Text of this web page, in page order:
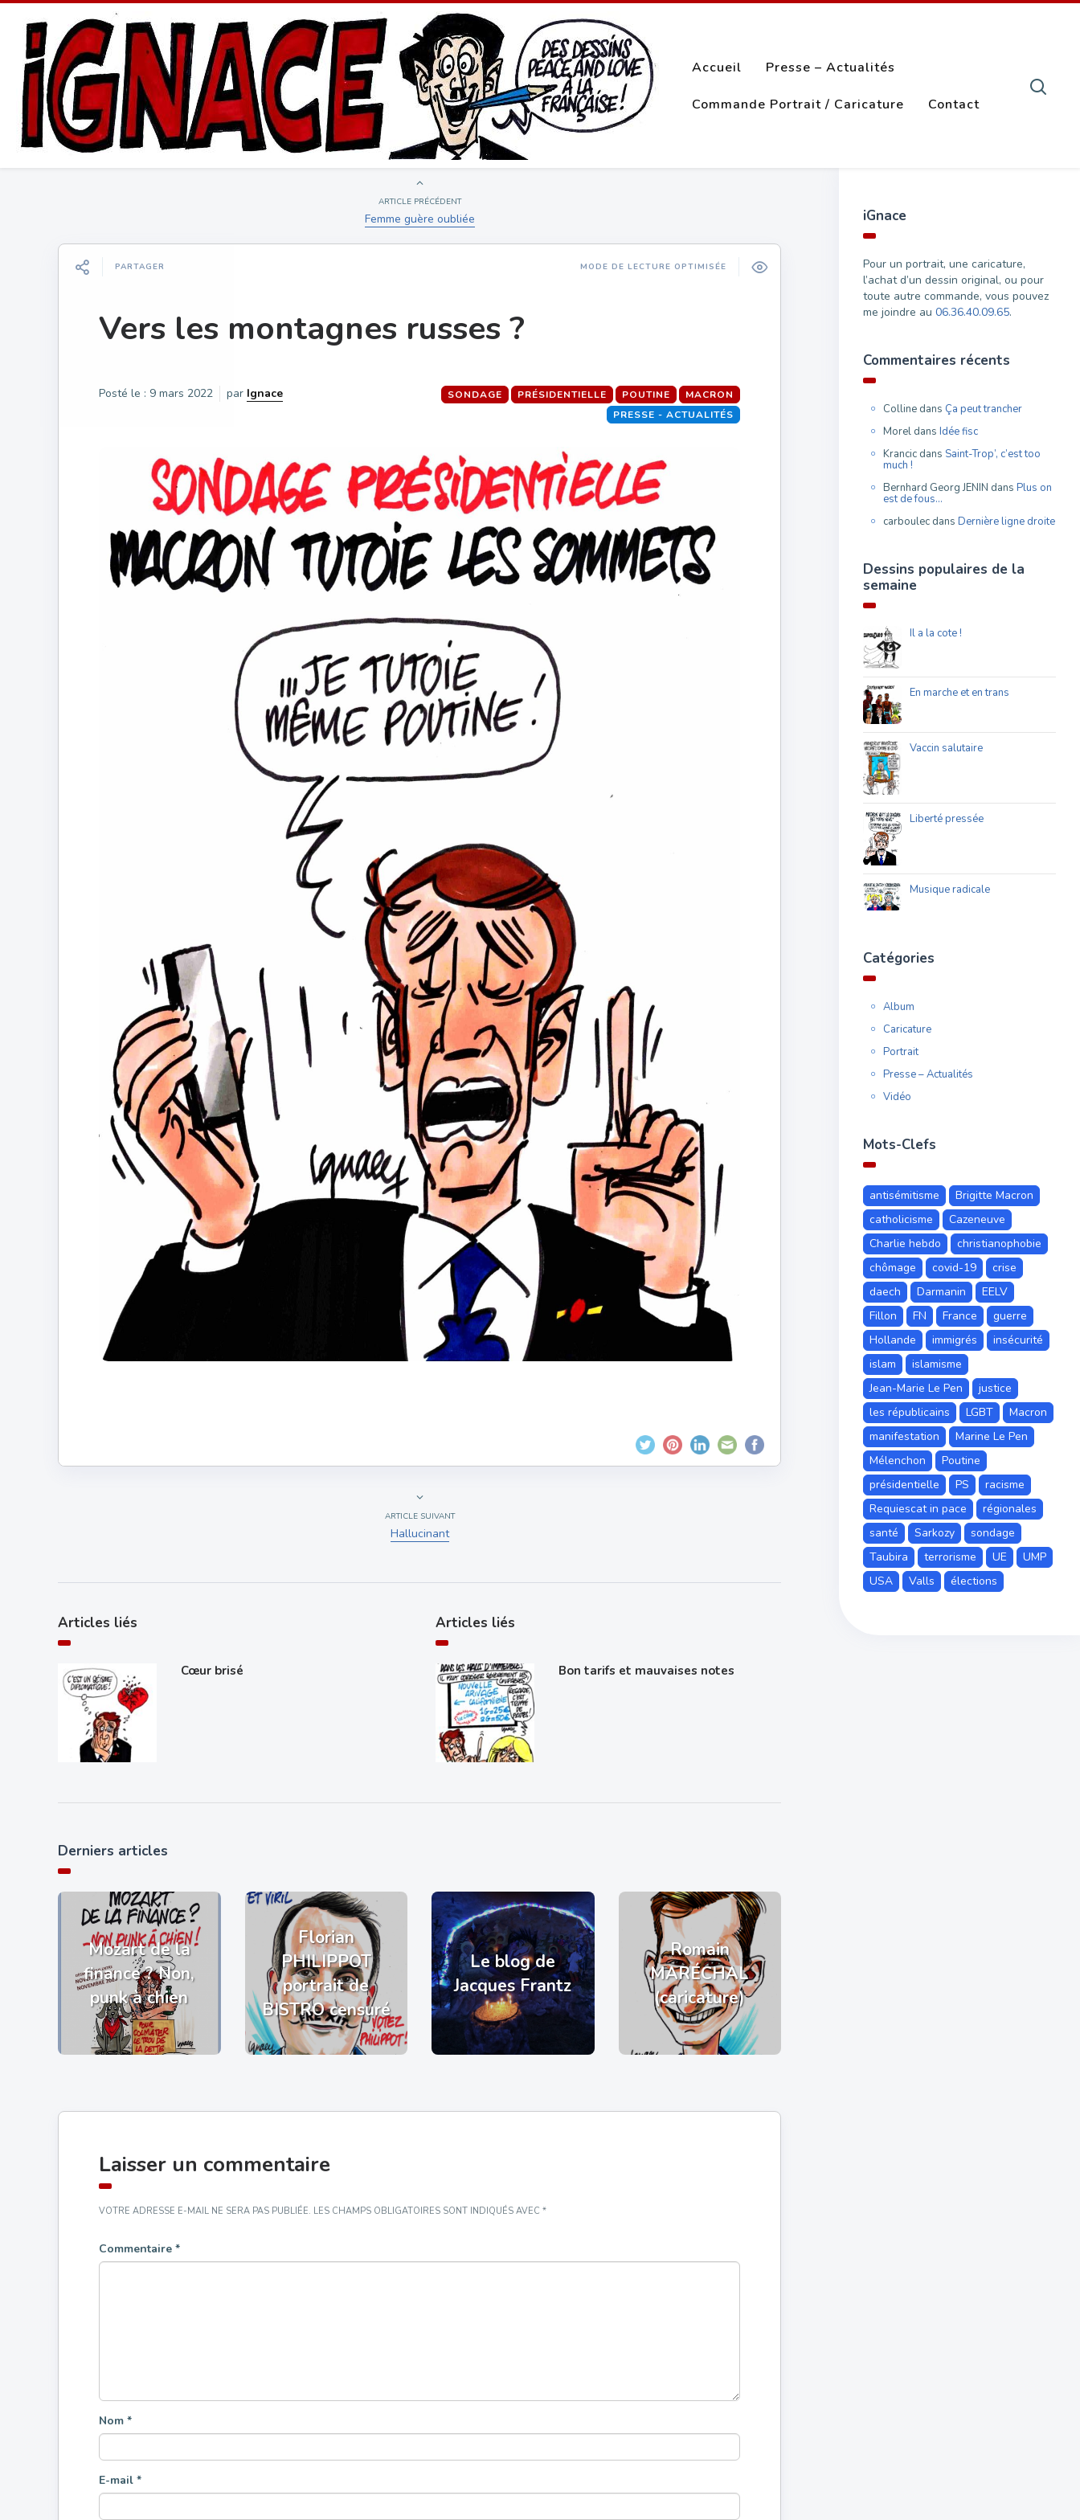
Accueil Presse – Actualités
Commande Portrait / Caricature Contact
ARTICLE PRÉCÉDENT
Femme guère oubliée
PARTAGER MODE DE LECTURE OPTIMISÉE
Vers les montagnes russes ?
Posté le : 9 mars 2022 par Ignace MACRON
POUTINE
PRÉSIDENTIELLE
SONDAGE
PRESSE - ACTUALITÉS
ARTICLE SUIVANT
Hallucinant
Articles liés
Cœur brisé
Articles liés
Bon tarifs et mauvaises notes
Derniers articles
Mozart de la
finance ? Non,
punk à chien
Florian
PHILIPPOT
portrait de
BISTRO censuré
Le blog de
Jacques Frantz
Romain
MARÉCHAL
(caricature)
Laisser un commentaire
VOTRE ADRESSE E-MAIL NE SERA PAS PUBLIÉE. LES CHAMPS OBLIGATOIRES SONT INDIQUÉS AVEC *
Commentaire *
Nom *
E-mail *
iGnace
Pour un portrait, une caricature,
l’achat d’un dessin original, ou pour
toute autre commande, vous pouvez
me joindre au 06.36.40.09.65.
Commentaires récents
Colline dans Ça peut trancher
Morel dans Idée fisc
Krancic dans Saint-Trop’, c’est too
much !
Bernhard Georg JENIN dans Plus on
est de fous…
carboulec dans Dernière ligne droite
Dessins populaires de la
semaine
Il a la cote !
En marche et en trans
Vaccin salutaire
Liberté pressée
Musique radicale
Catégories
Album
Caricature
Portrait
Presse – Actualités
Vidéo
Mots-Clefs
antisémitisme
Brigitte Macron
catholicisme
Cazeneuve
Charlie hebdo
christianophobie
chômage
covid-19
crise
daech
Darmanin
EELV
Fillon
FN France
guerre
Hollande
immigrés
insécurité
islam
islamisme
Jean-Marie Le Pen
justice
les républicains
LGBT
Macron
manifestation
Marine Le Pen
Mélenchon
Poutine
présidentielle
PS
racisme
Requiescat in pace
régionales
santé
Sarkozy
sondage
Taubira
terrorisme UE
UMP
USA
Valls élections